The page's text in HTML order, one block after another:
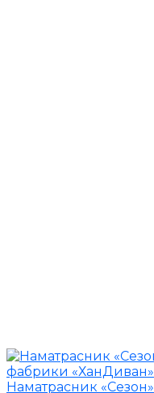
Наматрасник «Сезон»